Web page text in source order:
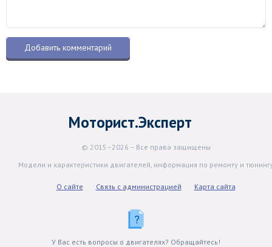
Моторист.Эксперт
© 2015–2026 – Все права защищены
Модели и характеристики двигателей, информация по ремонту и
О сайте Связь с администрацией Карта сайта
У Вас есть вопросы о двигателях? Обращайтесь!